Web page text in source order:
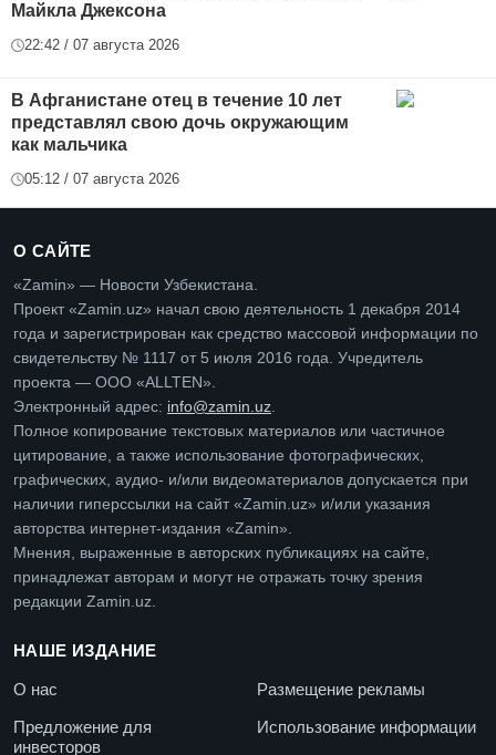
Майкла Джексона
22:42 / 07 августа 2026
В Афганистане отец в течение 10 лет
представлял свою дочь окружающим
как мальчика
05:12 / 07 августа 2026
О САЙТЕ
«Zamin» — Новости Узбекистана.
Проект «Zamin.uz» начал свою деятельность 1 декабря 2014
года и зарегистрирован как средство массовой информации по
свидетельству № 1117 от 5 июля 2016 года. Учредитель
проекта — ООО «ALLTEN».
Электронный адрес: info@zamin.uz.
Полное копирование текстовых материалов или частичное
цитирование, а также использование фотографических,
графических, аудио- и/или видеоматериалов допускается при
наличии гиперссылки на сайт «Zamin.uz» и/или указания
авторства интернет-издания «Zamin».
Мнения, выраженные в авторских публикациях на сайте,
принадлежат авторам и могут не отражать точку зрения
редакции Zamin.uz.
НАШЕ ИЗДАНИЕ
О нас
Размещение рекламы
Предложение для
инвесторов
Использование информации